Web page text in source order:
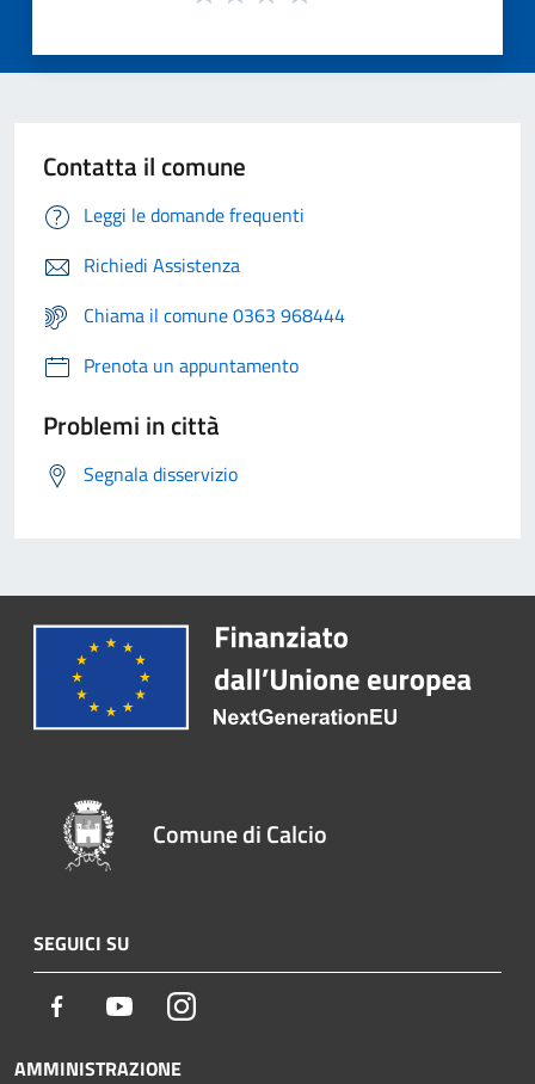
Contatta il comune
Leggi le domande frequenti
Richiedi Assistenza
Chiama il comune 0363 968444
Prenota un appuntamento
Problemi in città
Segnala disservizio
Comune di Calcio
SEGUICI SU
Facebook YoutubeInstagram
AMMINISTRAZIONE